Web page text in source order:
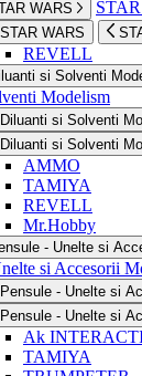
WARS
STAR WARS
REVELL
si Solventi
Modelism
Diluanti si Solventi
Diluanti si Solventi
AMMO
TAMIYA
REVELL
Mr.Hobby
- Unelte si
si Accesorii
Pensule - Unelte si
Pensule - Unelte si
Ak
TAMIYA